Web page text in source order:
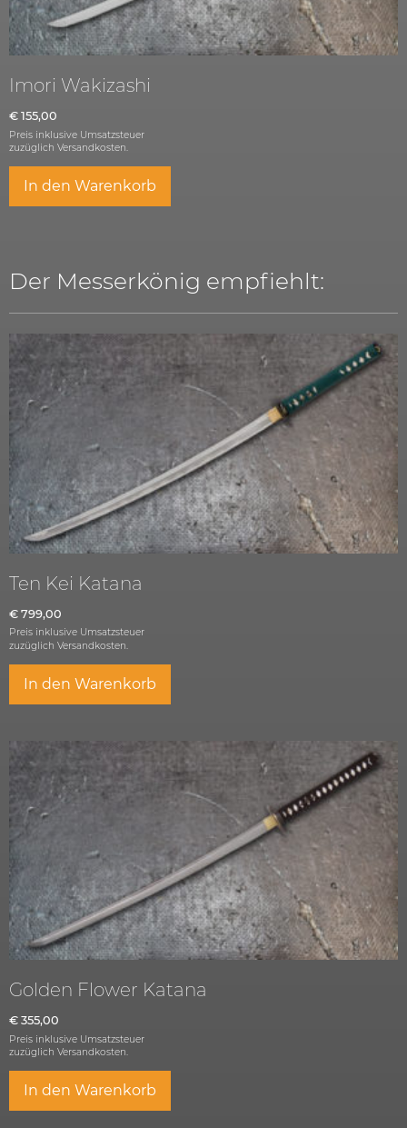
Imori Wakizashi
€ 155,00
Preis inklusive Umsatzsteuer
zuzüglich Versandkosten.
In den Warenkorb
Der Messerkönig empfiehlt:
Ten Kei Katana
€ 799,00
Preis inklusive Umsatzsteuer
zuzüglich Versandkosten.
In den Warenkorb
Golden Flower Katana
€ 355,00
Preis inklusive Umsatzsteuer
zuzüglich Versandkosten.
In den Warenkorb